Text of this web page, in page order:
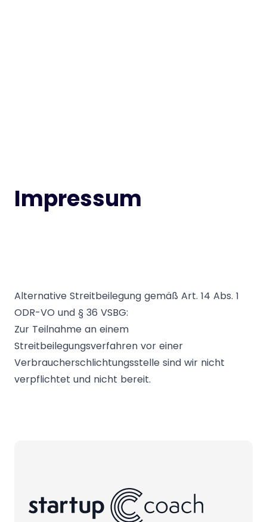
Impressum
Alternative Streitbeilegung gemäß Art. 14 Abs. 1
ODR-VO und § 36 VSBG:
Zur Teilnahme an einem
Streitbeilegungsverfahren vor einer
Verbraucherschlichtungsstelle sind wir nicht
verpflichtet und nicht bereit.